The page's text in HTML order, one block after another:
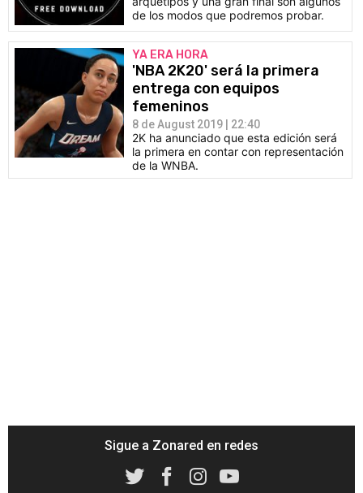
de los modos que podremos probar.
YA ERA HORA
'NBA 2K20' será la primera
entrega con equipos
femeninos
8 de August 2019 | 22:40
2K ha anunciado que esta edición será
la primera en contar con representación
de la WNBA.
Sigue a Zonared en redes